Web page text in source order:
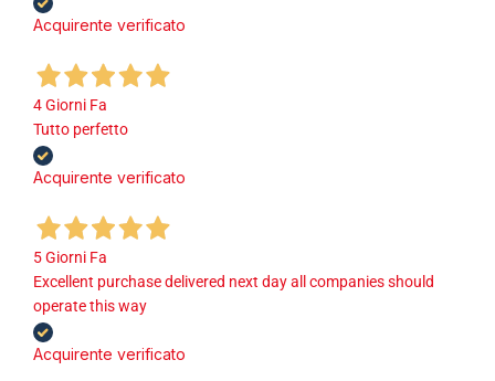
Acquirente verificato
4 Giorni Fa
Tutto perfetto
Acquirente verificato
5 Giorni Fa
Excellent purchase delivered next day all companies should
operate this way
Acquirente verificato